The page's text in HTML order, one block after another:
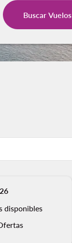
Buscar Vuelos
disponibles